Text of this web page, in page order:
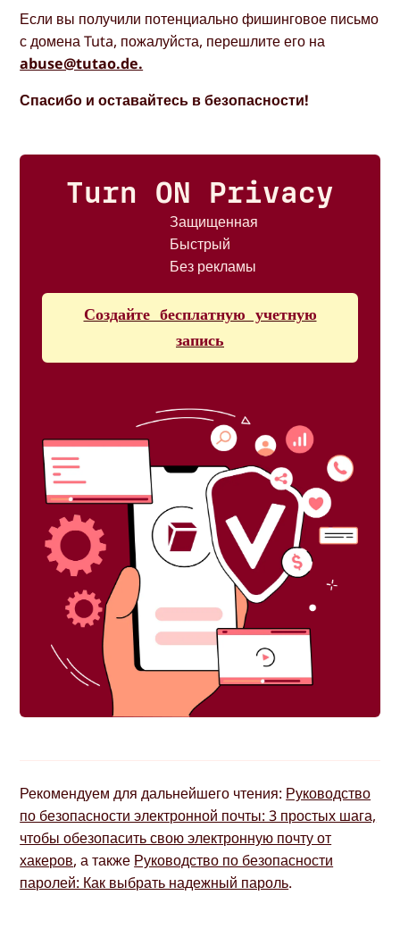
Если вы получили потенциально фишинговое письмо
с домена Tuta, пожалуйста, перешлите его на
abuse@tutao.de.
Спасибо и оставайтесь в безопасности!
Turn ON Privacy
Защищенная
Быстрый
Без рекламы
Создайте бесплатную учетную
запись
Рекомендуем для дальнейшего чтения: Руководство
по безопасности электронной почты: 3 простых шага,
чтобы обезопасить свою электронную почту от
хакеров, а также Руководство по безопасности
паролей: Как выбрать надежный пароль.